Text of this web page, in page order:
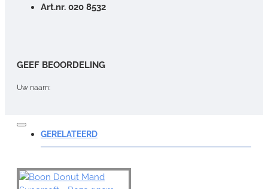
Art.nr. 020 8532
GEEF BEOORDELING
Uw naam:
Opmerking:
GERELATEERD